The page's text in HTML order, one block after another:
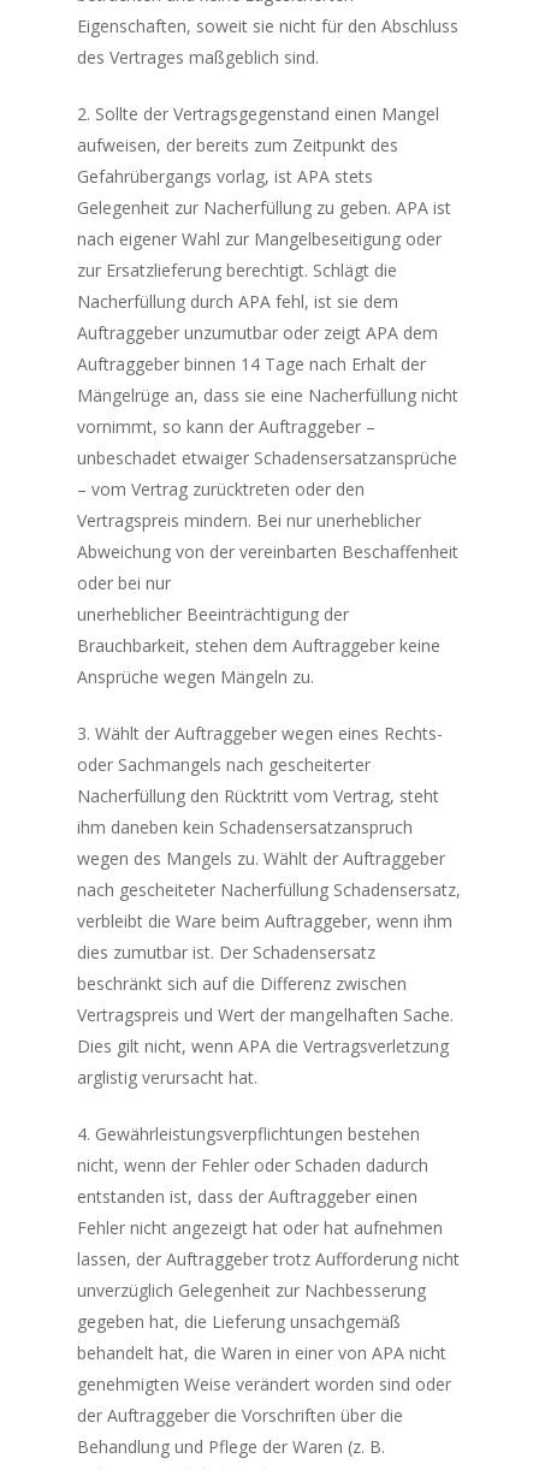
Eigenschaften, soweit sie nicht für den Abschluss
des Vertrages maßgeblich sind.
2. Sollte der Vertragsgegenstand einen Mangel
aufweisen, der bereits zum Zeitpunkt des
Gefahrübergangs vorlag, ist APA stets
Gelegenheit zur Nacherfüllung zu geben. APA ist
nach eigener Wahl zur Mangelbeseitigung oder
zur Ersatzlieferung berechtigt. Schlägt die
Nacherfüllung durch APA fehl, ist sie dem
Auftraggeber unzumutbar oder zeigt APA dem
Auftraggeber binnen 14 Tage nach Erhalt der
Mängelrüge an, dass sie eine Nacherfüllung nicht
vornimmt, so kann der Auftraggeber –
unbeschadet etwaiger Schadensersatzansprüche
– vom Vertrag zurücktreten oder den
Vertragspreis mindern. Bei nur unerheblicher
Abweichung von der vereinbarten Beschaffenheit
oder bei nur
unerheblicher Beeinträchtigung der
Brauchbarkeit, stehen dem Auftraggeber keine
Ansprüche wegen Mängeln zu.
3. Wählt der Auftraggeber wegen eines Rechts-
oder Sachmangels nach gescheiterter
Nacherfüllung den Rücktritt vom Vertrag, steht
ihm daneben kein Schadensersatzanspruch
wegen des Mangels zu. Wählt der Auftraggeber
nach gescheiteter Nacherfüllung Schadensersatz,
verbleibt die Ware beim Auftraggeber, wenn ihm
dies zumutbar ist. Der Schadensersatz
beschränkt sich auf die Differenz zwischen
Vertragspreis und Wert der mangelhaften Sache.
Dies gilt nicht, wenn APA die Vertragsverletzung
arglistig verursacht hat.
4. Gewährleistungsverpflichtungen bestehen
nicht, wenn der Fehler oder Schaden dadurch
entstanden ist, dass der Auftraggeber einen
Fehler nicht angezeigt hat oder hat aufnehmen
lassen, der Auftraggeber trotz Aufforderung nicht
unverzüglich Gelegenheit zur Nachbesserung
gegeben hat, die Lieferung unsachgemäß
behandelt hat, die Waren in einer von APA nicht
genehmigten Weise verändert worden sind oder
der Auftraggeber die Vorschriften über die
Behandlung und Pflege der Waren (z. B.